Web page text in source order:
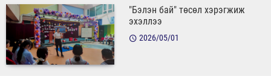
"Бэлэн бай" төсөл хэрэгжиж
эхэллээ
2026/05/01